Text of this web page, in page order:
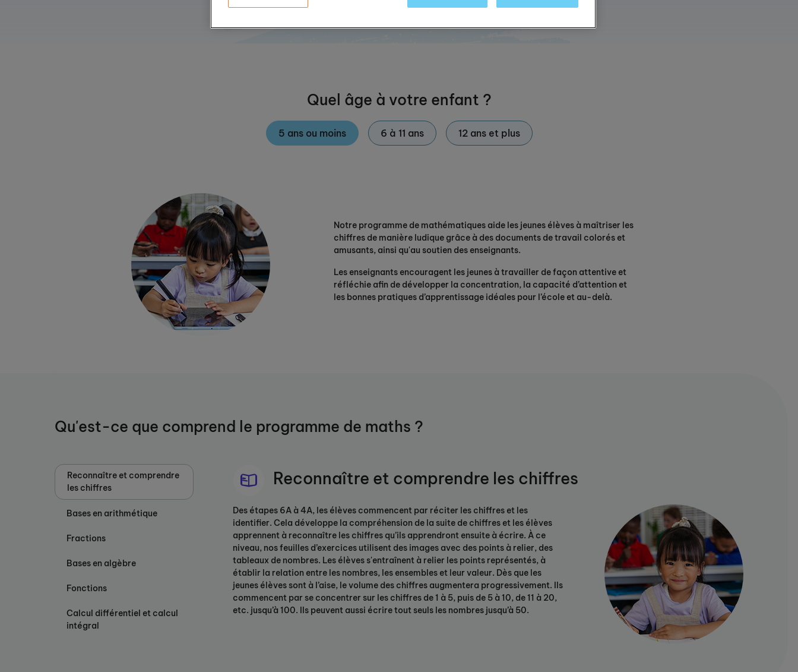
Quel âge à votre enfant ?
5 ans ou moins 6 à 11 ans 12 ans et plus
Notre programme de mathématiques aide les jeunes élèves à maîtriser les
chiffres de manière ludique grâce à des documents de travail colorés et
amusants, ainsi qu'au soutien des enseignants.
Les enseignants encouragent les jeunes à travailler de façon attentive et
réfléchie afin de développer la concentration, la capacité d’attention et
les bonnes pratiques d’apprentissage idéales pour l’école et au-delà.
Qu'est-ce que comprend le programme de maths ?
Reconnaître et comprendre
les chiffres
Bases en arithmétique
Fractions
Bases en algèbre
Fonctions
Calcul différentiel et calcul
intégral
Reconnaître et comprendre les chiffres
Des étapes 6A à 4A, les élèves commencent par réciter les chiffres et les
identifier. Cela développe la compréhension de la suite de chiffres et les élèves
apprennent à reconnaître les chiffres qu’ils apprendront ensuite à écrire. À ce
niveau, nos feuilles d’exercices utilisent des images avec des points à relier, des
tableaux de nombres. Les élèves s'entraînent à relier les points représentés, à
établir la relation entre les nombres, les ensembles et leur valeur. Dès que les
jeunes élèves sont à l’aise, le volume des chiffres augmentera progressivement. Ils
commencent par se concentrer sur les chiffres de 1 à 5, puis de 5 à 10, de 11 à 20,
etc. jusqu’à 100. Ils peuvent aussi écrire tout seuls les nombres jusqu’à 50.